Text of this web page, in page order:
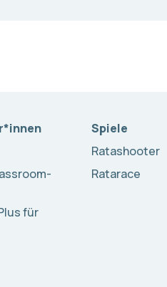
für
Spiele
Ratashooter
Ratarace